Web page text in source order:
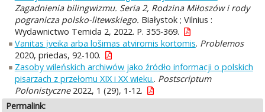
Zagadnienia bilingwizmu. Seria 2, Rodzina Miłoszów i rody
pogranicza polsko-litewskiego. Białystok ; Vilnius :
Wydawnictwo Temida 2, 2022. P. 355-369.
Vanitas įveika arba lošimas atviromis kortomis. Problemos
2020, priedas, 92-100.
Zasoby wileńskich archiwów jako źródło informacji o polskich
pisarzach z przełomu XIX i XX wieku.. Postscriptum
Polonistyczne2022, 1 (29), 1-12.
Permalink: